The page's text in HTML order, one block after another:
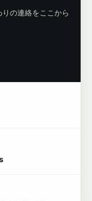
の連絡をここから